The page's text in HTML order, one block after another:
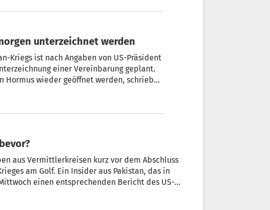
unterzeichnet werden
Kriegs ist nach Angaben von US-Präsident
einer Vereinbarung geplant.
wieder geöffnet werden, schrieb
aus Vermittlerkreisen kurz vor dem Abschluss
am Golf. Ein Insider aus Pakistan, das in
einen entsprechenden Bericht des US-